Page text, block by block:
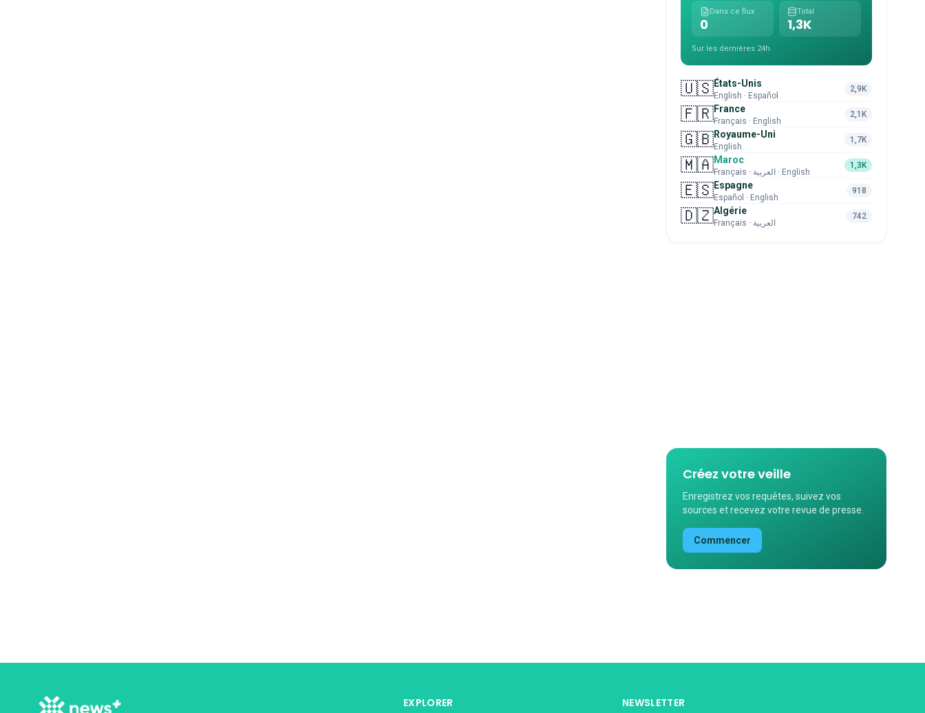
Dans ce flux
0
Total
1,3K
Sur les dernières 24h
🇺🇸États-Unis
English · Español
2,9K
🇫🇷France
Français · English
2,1K
🇬🇧Royaume-Uni
English
1,7K
🇲🇦Maroc
Français · العربية · English
1,3K
🇪🇸Espagne
Español · English
918
🇩🇿Algérie
Français · العربية
742
Créez votre veille
Enregistrez vos requêtes, suivez vos
sources et recevez votre revue de presse.
Commencer
EXPLORER NEWSLETTER